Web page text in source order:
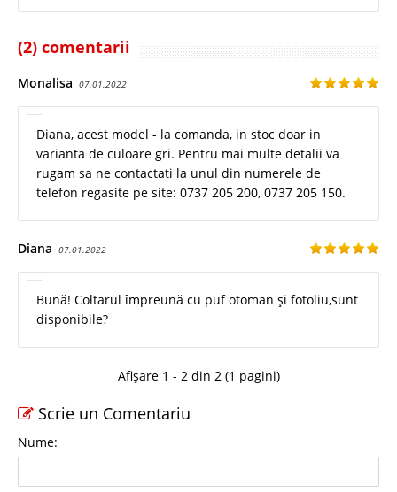
(2) comentarii
Monalisa 07.01.2022
Diana, acest model - la comanda, in stoc doar in
varianta de culoare gri. Pentru mai multe detalii va
rugam sa ne contactati la unul din numerele de
telefon regasite pe site: 0737 205 200, 0737 205 150.
Diana 07.01.2022
Bună! Coltarul împreună cu puf otoman și fotoliu,sunt
disponibile?
Afișare 1 - 2 din 2 (1 pagini)
Scrie un Comentariu
Nume: